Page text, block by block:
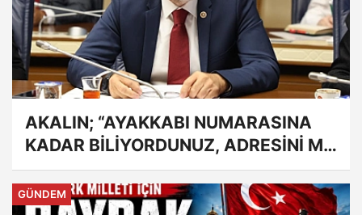
AKALIN; “AYAKKABI NUMARASINA
KADAR BİLİYORDUNUZ, ADRESİNİ Mİ
UNUTTUNUZ?”
GÜNDEM